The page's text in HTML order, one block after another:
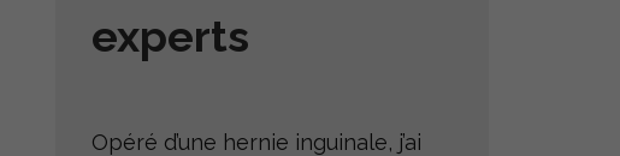
experts
Opéré d’une hernie inguinale, j’ai